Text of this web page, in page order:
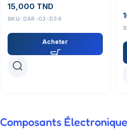
15,000 TND
SKU: DAR-02-D34
Acheter
Composants